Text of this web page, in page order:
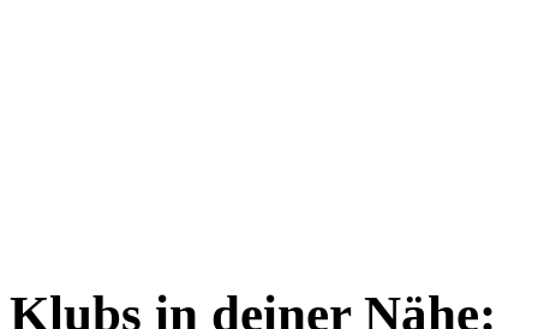
Klubs in deiner Nähe: